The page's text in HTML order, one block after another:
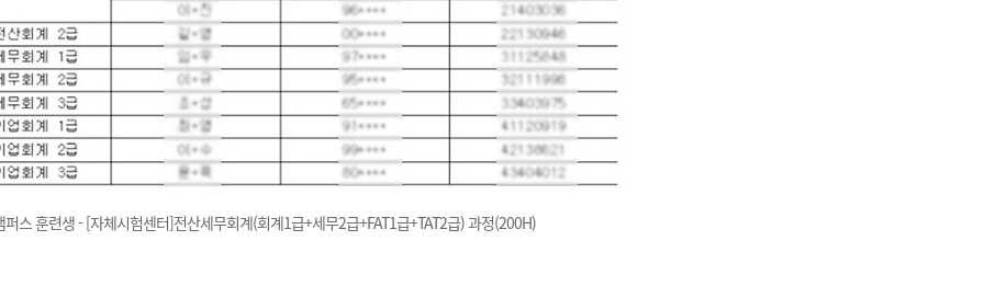
스 훈련생 - [자체시험센터]전산세무회계(회계1급+세무2급+FAT1급+TAT2급) 과정(200H)